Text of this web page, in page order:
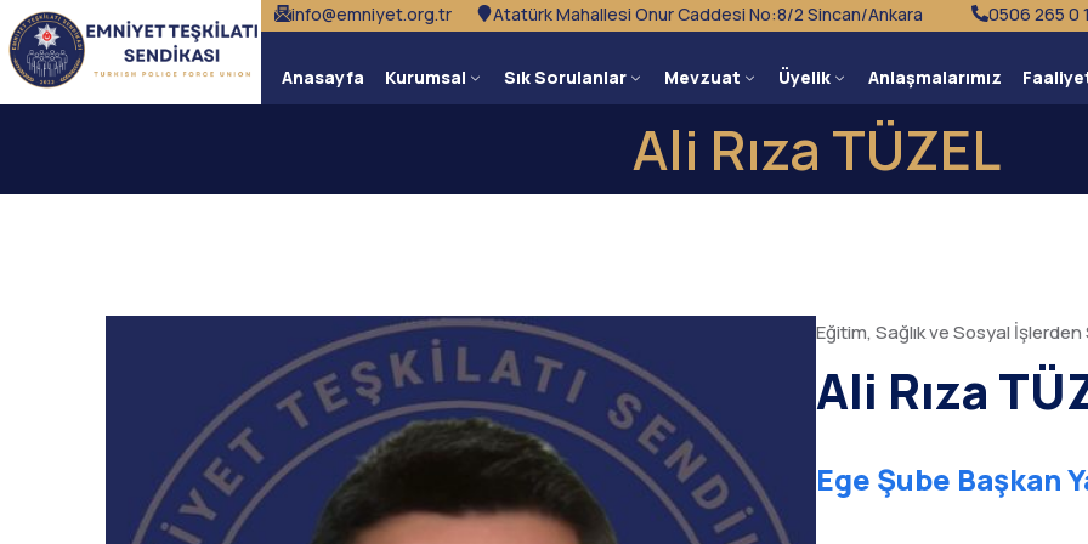
info@emniyet.org.tr Atatürk Mahallesi Onur Caddesi No:8/2 Sincan/Ankara 0506 265 0
Anasayfa Kurumsal Sık Sorulanlar Mevzuat Üyelik Anlaşmalarımız
Ali Rıza TÜZEL
Eğitim, Sağlık ve Sosyal İşlerden
Ali Rıza
Ege Şube Başkan